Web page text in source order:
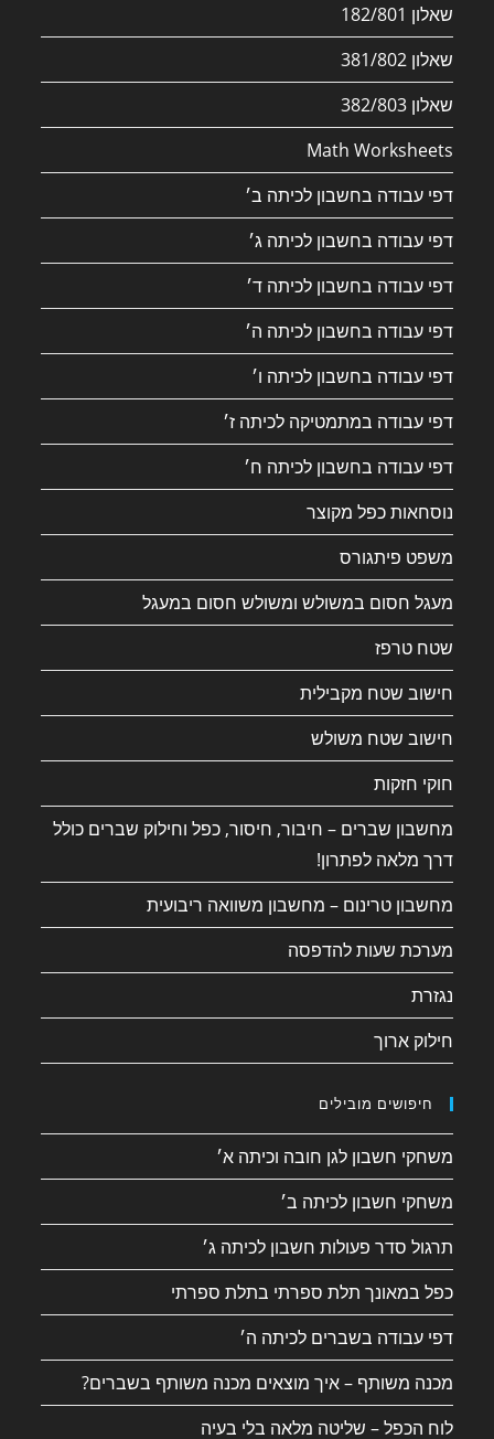
שאלון 182/801
שאלון 381/802
שאלון 382/803
Math Worksheets
דפי עבודה בחשבון לכיתה ב׳
דפי עבודה בחשבון לכיתה ג׳
דפי עבודה בחשבון לכיתה ד׳
דפי עבודה בחשבון לכיתה ה׳
דפי עבודה בחשבון לכיתה ו׳
דפי עבודה במתמטיקה לכיתה ז׳
דפי עבודה בחשבון לכיתה ח׳
נוסחאות כפל מקוצר
משפט פיתגורס
מעגל חסום במשולש ומשולש חסום במעגל
שטח טרפז
חישוב שטח מקבילית
חישוב שטח משולש
חוקי חזקות
מחשבון שברים – חיבור, חיסור, כפל וחילוק שברים כולל
דרך מלאה לפתרון!
מחשבון טרינום – מחשבון משוואה ריבועית
מערכת שעות להדפסה
נגזרת
חילוק ארוך
חיפושים מובילים
משחקי חשבון לגן חובה וכיתה א׳
משחקי חשבון לכיתה ב׳
תרגול סדר פעולות חשבון לכיתה ג׳
כפל במאונך תלת ספרתי בתלת ספרתי
דפי עבודה בשברים לכיתה ה׳
מכנה משותף – איך מוצאים מכנה משותף בשברים?
לוח הכפל – שליטה מלאה בלי בעיה